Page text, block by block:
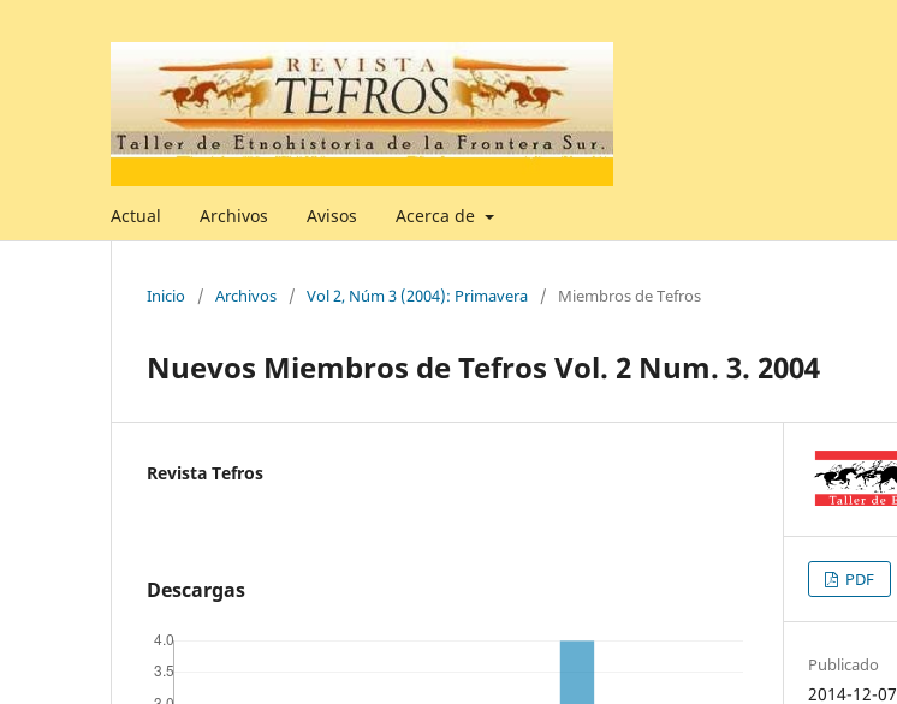
Actual Archivos Avisos Acerca de
Inicio / Archivos / Vol 2, Núm 3 (2004): Primavera / Miembros de Tefros
Nuevos Miembros de Tefros Vol. 2 Num. 3. 2004
Revista Tefros
Descargas PDF
Publicado
2014-12-07